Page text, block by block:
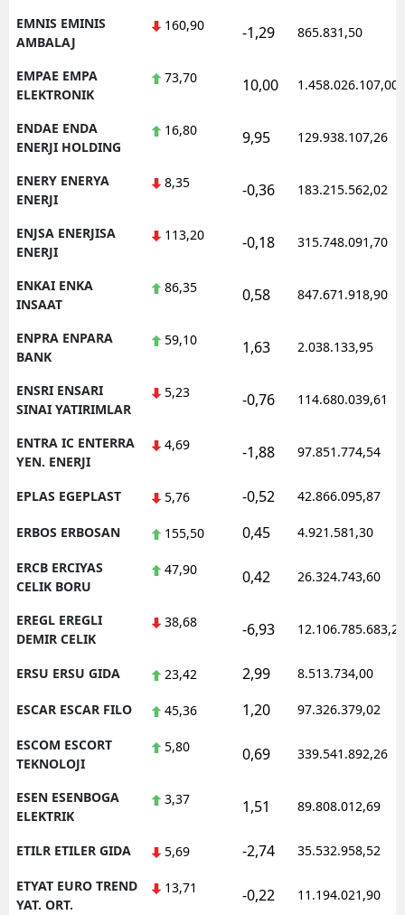
EMNIS EMINIS
AMBALAJ
160,90 -1,29 865.831,50
EMPAE EMPA
ELEKTRONIK
73,70 10,00 1.458.026.107,00
ENDAE ENDA
ENERJI HOLDING
16,80 9,95 129.938.107,26
ENERY ENERYA
ENERJI
8,35 -0,36 183.215.562,02
ENJSA ENERJISA
ENERJI
113,20 -0,18 315.748.091,70
ENKAI ENKA
INSAAT
86,35 0,58 847.671.918,90
ENPRA ENPARA
BANK
59,10 1,63 2.038.133,95
ENSRI ENSARI
SINAI YATIRIMLAR
5,23 -0,76 114.680.039,61
ENTRA IC ENTERRA
YEN. ENERJI
4,69 -1,88 97.851.774,54
EPLAS EGEPLAST 5,76 -0,52 42.866.095,87
ERBOS ERBOSAN 155,50 0,45 4.921.581,30
ERCB ERCIYAS
CELIK BORU
47,90 0,42 26.324.743,60
EREGL EREGLI
DEMIR CELIK
38,68 -6,93 12.106.785.683,20
ERSU ERSU GIDA 23,42 2,99 8.513.734,00
ESCAR ESCAR FILO 45,36 1,20 97.326.379,02
ESCOM ESCORT
TEKNOLOJI
5,80 0,69 339.541.892,26
ESEN ESENBOGA
ELEKTRIK
3,37 1,51 89.808.012,69
ETILR ETILER GIDA 5,69 -2,74 35.532.958,52
ETYAT EURO TREND
YAT. ORT.
13,71 -0,22 11.194.021,90